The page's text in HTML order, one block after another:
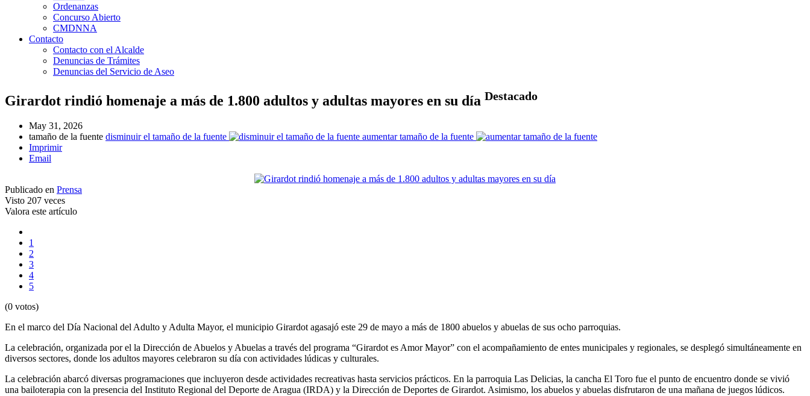
Ordenanzas
Concurso Abierto
CMDNNA
Contacto
Contacto con el Alcalde
Denuncias de Trámites
Denuncias del Servicio de Aseo
Girardot rindió homenaje a más de 1.800 adultos y adultas mayores en su día Destacado
May 31, 2026
tamaño de la fuente disminuir el tamaño de la fuente
aumentar tamaño de la fuente
Imprimir
Email
Publicado en Prensa
Visto 207 veces
Valora este artículo
1
2
3
4
5
(0 votos)
En el marco del Día Nacional del Adulto y Adulta Mayor, el municipio Girardot agasajó este 29 de mayo a más de 1800 abuelos y abuelas de sus ocho parroquias.
La celebración, organizada por el la Dirección de Abuelos y Abuelas a través del programa “Girardot es Amor Mayor” con el acompañamiento de entes municipales y regionales, se desplegó simultáneamente en
diversos sectores, donde los adultos mayores celebraron su día con actividades lúdicas y culturales.
La celebración abarcó diversas programaciones que incluyeron desde actividades recreativas hasta servicios prácticos. En la parroquia Las Delicias, la cancha El Toro fue el punto de encuentro donde se vivió
una bailoterapia con la presencia del Instituto Regional del Deporte de Aragua (IRDA) y la Dirección de Deportes de Girardot. Asimismo, los abuelos y abuelas disfrutaron de una mañana de juegos lúdicos.